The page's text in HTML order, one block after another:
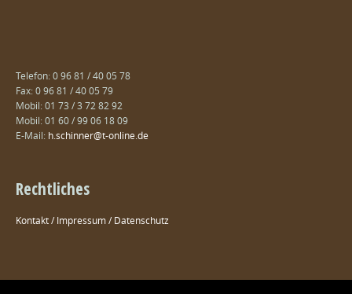
Telefon: 0 96 81 / 40 05 78
Fax: 0 96 81 / 40 05 79
Mobil: 01 73 / 3 72 82 92
Mobil: 01 60 / 99 06 18 09
E-Mail: h.schinner@t-online.de
Rechtliches
Kontakt / Impressum / Datenschutz